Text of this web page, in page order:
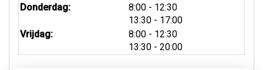
Donderdag:
8:00 tot
- 12:30
13:30 tot
- 17:00
Vrijdag:
8:00 tot
- 12:30
13:30 tot
- 20:00